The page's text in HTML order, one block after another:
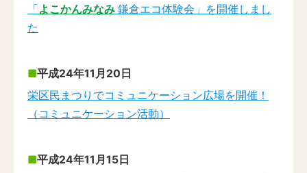
「よこかんみなみ 鎌倉エコ体験会」を開催しまし
た
平成24年11月20日
栄区民まつりでコミュニケーション広場を開催！
（コミュニケーション活動）
平成24年11月15日